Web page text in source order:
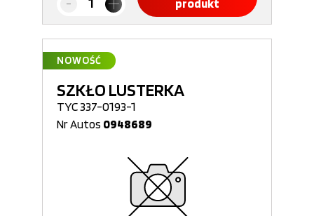
produkt
NOWOŚĆ
SZKŁO LUSTERKA
TYC 337-0193-1
Nr Autos 0948689